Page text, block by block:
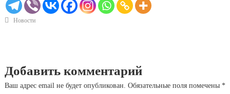
Новости
Добавить комментарий
Ваш адрес email не будет опубликован. Обязательные поля помечены *